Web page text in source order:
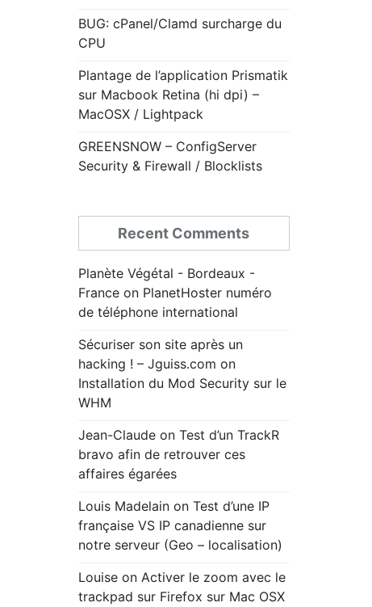
BUG: cPanel/Clamd surcharge du
CPU
Plantage de l’application Prismatik
sur Macbook Retina (hi dpi) –
MacOSX / Lightpack
GREENSNOW – ConfigServer
Security & Firewall / Blocklists
Recent Comments
Planète Végétal - Bordeaux -
Franceon PlanetHoster numéro
de téléphone international
Sécuriser son site après un
hacking ! – Jguiss.com on
Installation du Mod Security sur le
WHM
Jean-Claudeon Test d’un TrackR
bravo afin de retrouver ces
affaires égarées
Louis Madelainon Test d’une IP
française VS IP canadienne sur
notre serveur (Geo – localisation)
Louiseon Activer le zoom avec le
trackpad sur Firefox sur Mac OSX